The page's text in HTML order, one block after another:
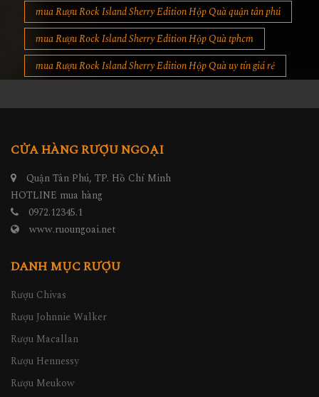
mua Rượu Rock Island Sherry Edition Hộp Quà quận tân phú
mua Rượu Rock Island Sherry Edition Hộp Quà tphcm
mua Rượu Rock Island Sherry Edition Hộp Quà uy tín giá rẻ
CỬA HÀNG RƯỢU NGOẠI
Quận Tân Phú, TP. Hồ Chí Minh
HOTLINE mua hàng
0972.12345.1
www.ruoungoai.net
DANH MỤC RƯỢU
Rượu Chivas
Rượu Johnnie Walker
Rượu Macallan
Rượu Hennessy
Rượu Meukow